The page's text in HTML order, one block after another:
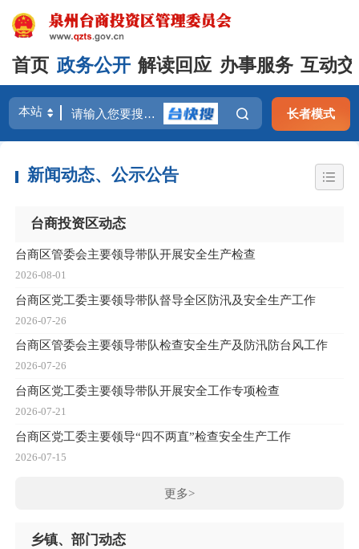
首页 政务公开 解读回应 办事服务 互动
长者模式
新闻动态、公示公告
台商投资区动态
台商区管委会主要领导带队开展安全生产检查
2026-08-01
台商区党工委主要领导带队督导全区防汛及安全生产工作
2026-07-26
台商区管委会主要领导带队检查安全生产及防汛防台风工作
2026-07-26
台商区党工委主要领导带队开展安全工作专项检查
2026-07-21
台商区党工委主要领导“四不两直”检查安全生产工作
2026-07-15
更多>
乡镇、部门动态